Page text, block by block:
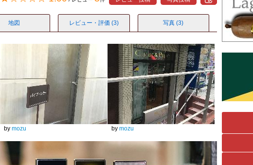
地図 レビュー ・評価 (3) 写真 (3)
by mozu by mozu